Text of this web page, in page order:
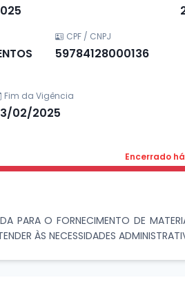
CPF / CNPJ
59784128000136
Fim da Vigência
02/2025
Encerrado
PARA O FORNECIMENTO DE
ÀS NECESSIDADES